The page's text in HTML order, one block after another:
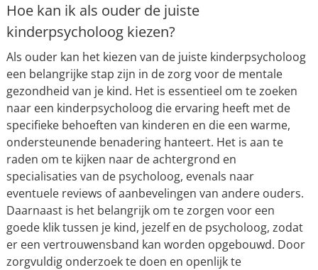
Hoe kan ik als ouder de juiste
kinderpsycholoog kiezen?
Als ouder kan het kiezen van de juiste kinderpsycholoog
een belangrijke stap zijn in de zorg voor de mentale
gezondheid van je kind. Het is essentieel om te zoeken
naar een kinderpsycholoog die ervaring heeft met de
specifieke behoeften van kinderen en die een warme,
ondersteunende benadering hanteert. Het is aan te
raden om te kijken naar de achtergrond en
specialisaties van de psycholoog, evenals naar
eventuele reviews of aanbevelingen van andere ouders.
Daarnaast is het belangrijk om te zorgen voor een
goede klik tussen je kind, jezelf en de psycholoog, zodat
er een vertrouwensband kan worden opgebouwd. Door
zorgvuldig onderzoek te doen en openlijk te